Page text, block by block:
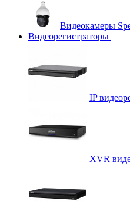
Видеокамеры
Видеорегистраторы
IP
XVR